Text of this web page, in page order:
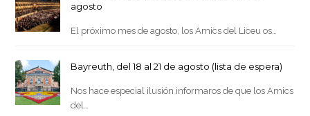
agosto
El próximo mes de agosto, los Amics del Liceu os…
Bayreuth, del 18 al 21 de agosto (lista de espera)
Nos hace especial ilusión informaros de que los Amics
del…